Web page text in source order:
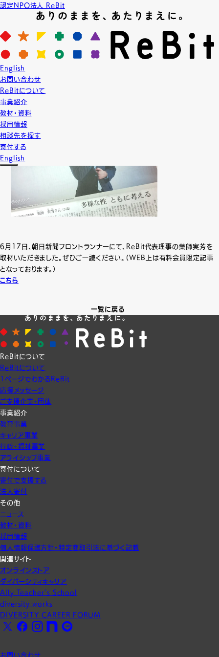
認定NPO法人 ReBit
English
お問い合わせ
ReBitについて
事業紹介
教材・資料
採用情報
相談先を探す
寄付する
English
News
ニュース
2017.6.17
【新聞】朝日新聞に掲載されました
6月17日、朝日新聞フロントランナーにて、ReBit代表理事の藥師実芳を
取材いただきました。ぜひご一読ください。（WEB上は有料会員限定記事
となっております。）
こちら
一覧に戻る
ReBitについて
ReBitについて
1ページでわかるReBit
応援メッセージ
ご支援企業・団体
事業紹介
教育事業
キャリア事業
行政・福祉事業
アライシップ事業
寄付について
寄付で支援する
法人寄付
その他
ニュース
教材・資料
採用情報
個人情報保護方針・特定商取引法に基づく記載
関連サイト
オンラインストア
ダイバーシティキャリア
Ally Teacher’s School
diversity works
DIVERSITY CAREER FORUM
X
Facebook
Instagram
note LINE
お問い合わせ